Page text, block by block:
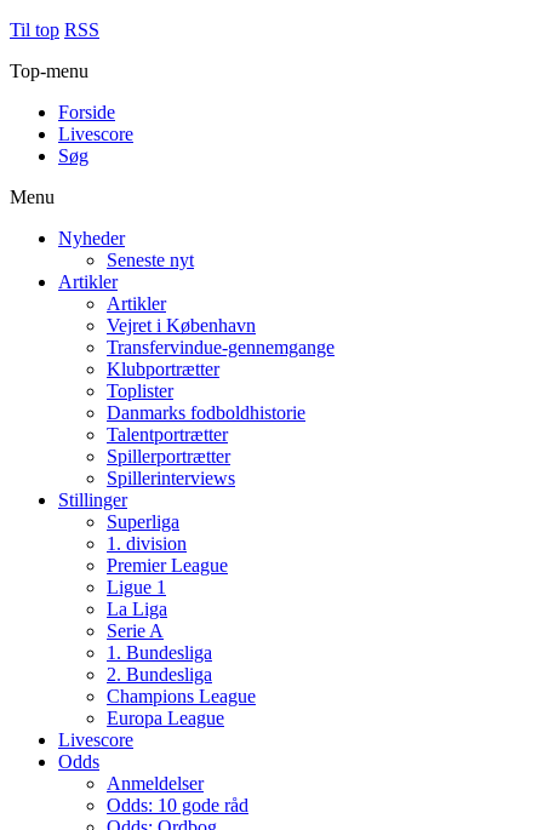
Til top RSS
Top-menu
Forside
Livescore
Søg
Menu
Nyheder
Seneste nyt
Artikler
Artikler
Vejret i København
Transfervindue-gennemgange
Klubportrætter
Toplister
Danmarks fodboldhistorie
Talentportrætter
Spillerportrætter
Spillerinterviews
Stillinger
Superliga
1. division
Premier League
Ligue 1
La Liga
Serie A
1. Bundesliga
2. Bundesliga
Champions League
Europa League
Livescore
Odds
Anmeldelser
Odds: 10 gode råd